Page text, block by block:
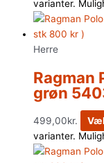
varianter.
Herre
Ragman
grøn
499,00kr.
varianter.